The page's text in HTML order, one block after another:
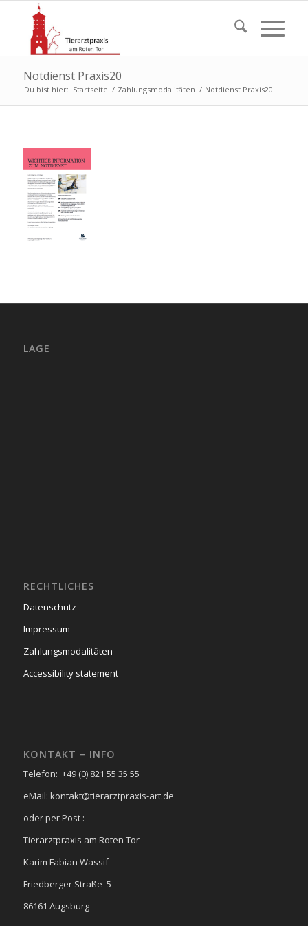
Notdienst Praxis20
Du bist hier: Startseite / Zahlungsmodalitäten / Notdienst Praxis20
LAGE
RECHTLICHES
Datenschutz
Impressum
Zahlungsmodalitäten
Accessibility statement
KONTAKT – INFO
Telefon: +49 (0) 821 55 35 55
eMail: kontakt@tierarztpraxis-art.de
oder per Post :
Tierarztpraxis am Roten Tor
Karim Fabian Wassif
Friedberger Straße 5
86161 Augsburg